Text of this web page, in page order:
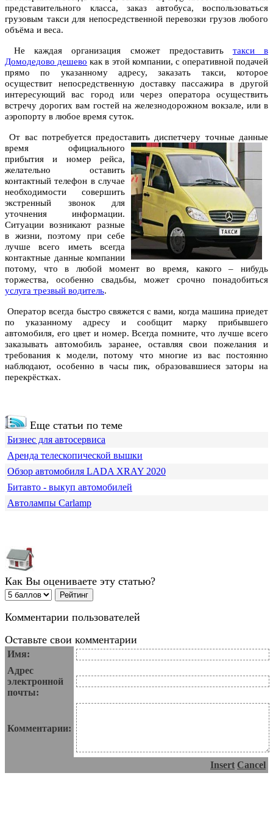
представительного класса, заказ автобуса, воспользоваться
грузовым такси для непосредственной перевозки грузов любого
объёма и веса.
Не каждая организация сможет предоставить такси в
Домодедово дешево как в этой компании, с оперативной подачей
прямо по указанному адресу, заказать такси, которое
осуществит непосредственную доставку пассажира в другой
интересующий вас город или через оператора осуществить
встречу дорогих вам гостей на железнодорожном вокзале, или в
аэропорту в любое время суток.
От вас потребуется предоставить диспетчеру точные данные
время официального
прибытия и номер рейса,
желательно оставить
контактный телефон в случае
необходимости совершить
экстренный звонок для
уточнения информации.
Ситуации возникают разные
в жизни, поэтому при себе
лучше всего иметь всегда
контактные данные компании
потому, что в любой момент во время, какого – нибудь
торжества, особенно свадьбы, может срочно понадобиться
услуга трезвый водитель.
Оператор всегда быстро свяжется с вами, когда машина приедет
по указанному адресу и сообщит марку прибывшего
автомобиля, его цвет и номер. Всегда помните, что лучше всего
заказывать автомобиль заранее, оставляя свои пожелания и
требования к модели, потому что многие из вас постоянно
наблюдают, особенно в часы пик, образовавшиеся заторы на
перекрёстках.
Еще статьи по теме
Бизнес для автосервиса
Аренда телескопической вышки
Обзор автомобиля LADA XRAY 2020
Битавто - выкуп автомобилей
Автолампы Carlamp
Как Вы оцениваете эту статью?
Комментарии пользователей
Оставьте свои комментарии
Имя:
Адрес
электронной
почты:
Комментарии:
Insert Cancel